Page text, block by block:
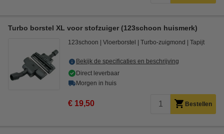
Turbo borstel XL voor stofzuiger (123schoon huismerk)
123schoon Vloerborstel Turbo-zuigmond Tapijt
Bekijk de specificaties en beschrijving
Direct leverbaar
Morgen in huis
€ 19,50 Bestellen